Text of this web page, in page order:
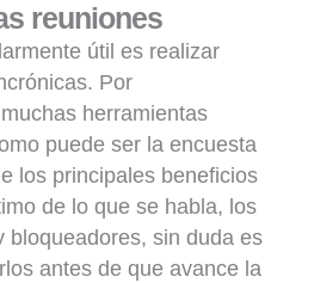
reuniones
útil es realizar
Por
herramientas
puede ser la encuesta
los principales beneficios
de lo que se habla, los
bloqueadores, sin duda es
antes de que avance la